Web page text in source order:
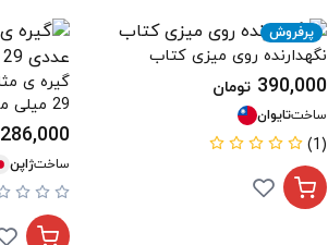
پرفروش
نگهدارنده روی میزی کتاب
390,000 تومان
ساختتایوان
(1)
29 میلی متر ساخت ژاپن
286,000
ساختژاپن